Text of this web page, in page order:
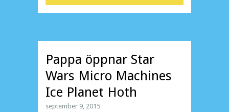
Pappa öppnar Star
Wars Micro Machines
Ice Planet Hoth
september 9, 2015